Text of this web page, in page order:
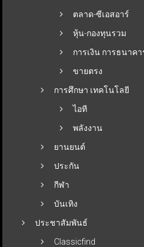
ตลาด-ซีเอสอาร์
หุ้น-กองทุนรวม
การเงิน การธนาคา
ขายตรง
การศึกษา เทคโนโลยี
ไอที
พลังงาน
ยานยนต์
ประกัน
กีฬา
บันเทิง
ประชาสัมพันธ์
Classicfind